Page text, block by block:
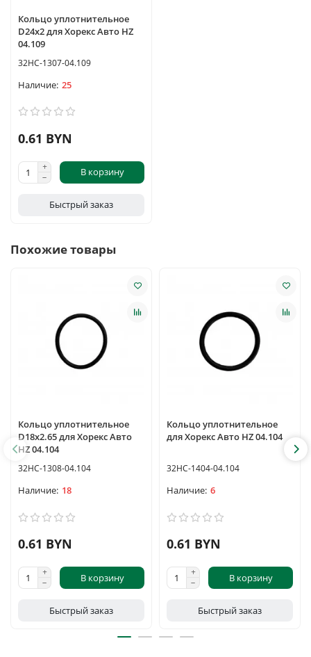
Кольцо уплотнительное
D24х2 для Хорекс Авто HZ
04.109
32HC-1307-04.109
25
0.61 BYN
В корзину
Быстрый заказ
Похожие товары
Кольцо уплотнительное
D18х2.65 для Хорекс Авто
HZ 04.104
32HC-1308-04.104
18
0.61 BYN
В корзину
Быстрый заказ
Кольцо уплотнительное
для Хорекс Авто HZ 04.104
32HC-1404-04.104
6
0.61 BYN
В корзину
Быстрый заказ